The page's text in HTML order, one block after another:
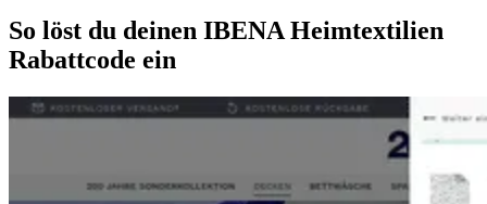
So löst du deinen IBENA Heimtextilien
Rabattcode ein